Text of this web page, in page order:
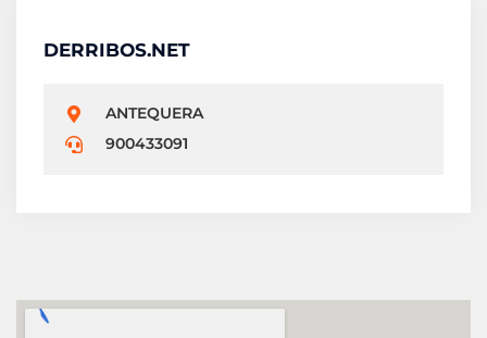
DERRIBOS.NET
ANTEQUERA
900433091